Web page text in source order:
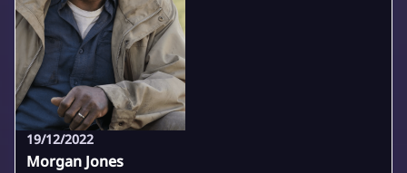
19/12/2022
Morgan Jones